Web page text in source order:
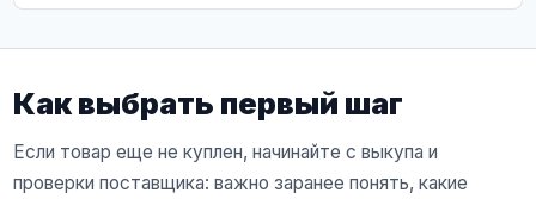
Как выбрать первый шаг
Если товар еще не куплен, начинайте с выкупа и
проверки поставщика: важно заранее понять, какие